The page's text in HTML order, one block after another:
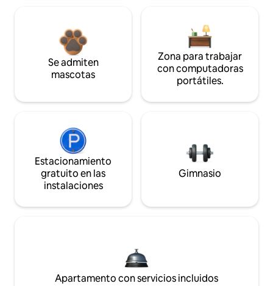
Se admiten
mascotas
Zona para trabajar
con computadoras
portátiles.
Estacionamiento
gratuito en las
instalaciones
Gimnasio
Apartamento con servicios incluidos